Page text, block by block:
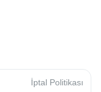
İptal Politikası